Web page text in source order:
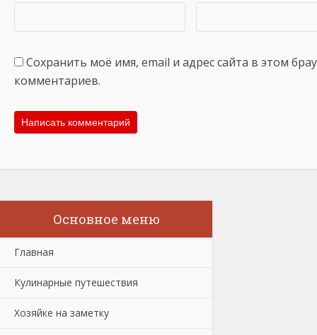
Сохранить моё имя, email и адрес сайта в этом
комментариев.
Основное меню
Главная
Кулинарные путешествия
Хозяйке на заметку